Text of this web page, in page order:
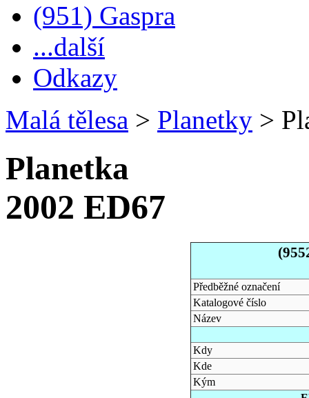
(951) Gaspra
...další
Odkazy
Malá tělesa > Planetky >
Planetka
2002 ED67
Předběžné označení
Katalogové číslo
Název
Kdy
Kde
Kým